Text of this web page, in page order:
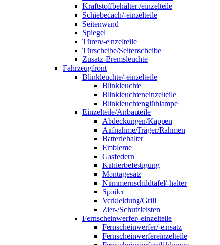
Kraftstoffbehälter-/einzelteile
Schiebedach/-einzelteile
Seitenwand
Spiegel
Türen/-einzelteile
Türscheibe/Seitenscheibe
Zusatz-Bremsleuchte
Fahrzeugfront
Blinkleuchte/-einzelteile
Blinkleuchte
Blinkleuchteneinzelteile
Blinkleuchtenglühlampe
Einzelteile/Anbauteile
Abdeckungen/Kappen
Aufnahme/Träger/Rahmen
Batteriehalter
Embleme
Gasfedern
Kühlerbefestigung
Montagesatz
Nummernschildtafel/-halter
Spoiler
Verkleidung/Grill
Zier-/Schutzleisten
Fernscheinwerfer/-einzelteile
Fernscheinwerfer/-einsatz
Fernscheinwerfereinzelteile